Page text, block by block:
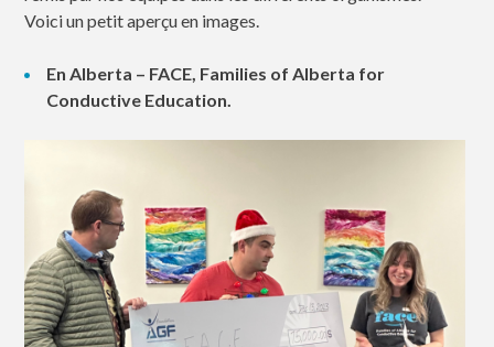
Voici un petit aperçu en images.
En Alberta – FACE, Families of Alberta for
Conductive Education.